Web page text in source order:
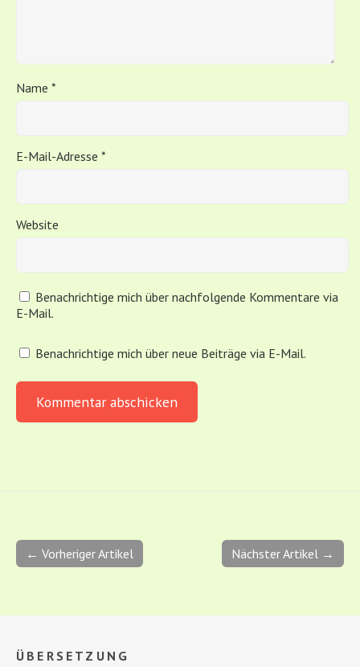
Name *
E-Mail-Adresse *
Website
Benachrichtige mich über nachfolgende Kommentare via
E-Mail.
Benachrichtige mich über neue Beiträge via E-Mail.
Nächster Artikel →
← Vorheriger Artikel
ÜBERSETZUNG